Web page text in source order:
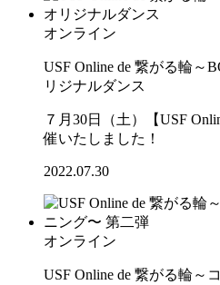
オンライン
USF Online de 繋がる輪～
リジナルダンス
７月30日（土）【USF
催いたしました！
2022.07.30
オンライン
USF Online de 繋がる輪～